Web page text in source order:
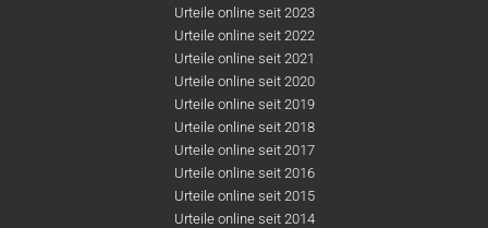
Urteile online seit 2023
Urteile online seit 2022
Urteile online seit 2021
Urteile online seit 2020
Urteile online seit 2019
Urteile online seit 2018
Urteile online seit 2017
Urteile online seit 2016
Urteile online seit 2015
Urteile online seit 2014